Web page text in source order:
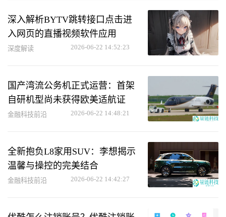
深入解析BYTV跳转接口点击进
入网页的直播视频软件应用
深度解读 2026-06-22 14:52:23
国产湾流公务机正式运营：首架
自研机型尚未获得欧美适航证
金融科技前沿 2026-06-22 14:48:21
全新抱负L8家用SUV：李想揭示
温馨与操控的完美结合
金融科技前沿 2026-06-22 14:42:27